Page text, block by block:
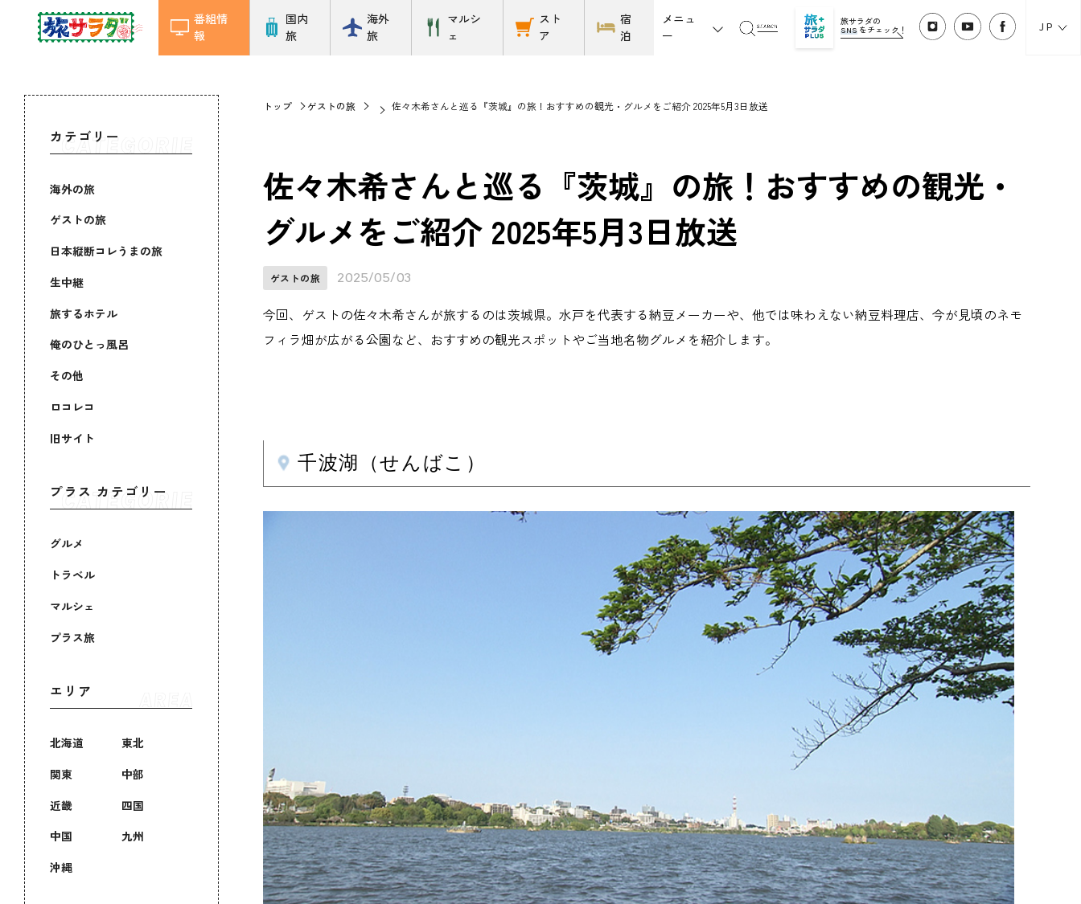
番組情
報
国内
旅
海外
旅
マルシ
ェ
スト
ア
宿
泊
メニュ
ー
旅サラダの
SNS をチェック！ JP
カテゴリー
海外の旅
ゲストの旅
日本縦断コレうまの旅
生中継
旅するホテル
俺のひとっ風呂
その他
ロコレコ
旧サイト
プラス カテゴリー
グルメ
トラベル
マルシェ
プラス旅
エリア
北海道
東北
関東
中部
近畿
四国
中国
九州
沖縄
トップ ゲストの旅 佐々木希さんと巡る『茨城』の旅！おすすめの観光・グルメをご紹介 2025年5月3日放送
佐々木希さんと巡る『茨城』の旅！おすすめの観光・
グルメをご紹介 2025年5月3日放送
ゲストの旅 2025/05/03
今回、ゲストの佐々木希さんが旅するのは茨城県。水戸を代表する納豆メーカーや、他では味わえない納豆料理店、今が見頃のネモ
フィラ畑が広がる公園など、おすすめの観光スポットやご当地名物グルメを紹介します。
千波湖（せんばこ）